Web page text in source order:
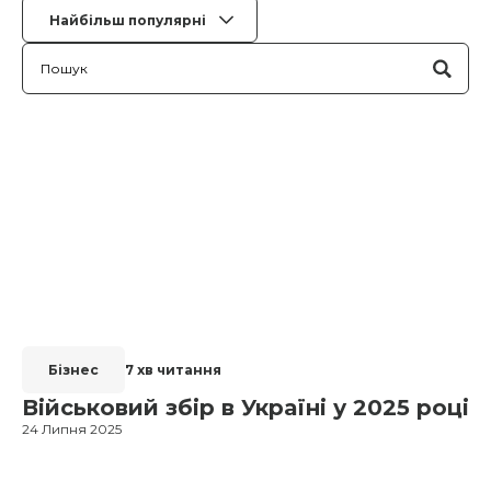
Найбільш популярні
Бізнес 7 хв читання
Військовий збір в Україні у 2025 році
24 Липня 2025